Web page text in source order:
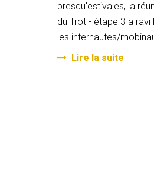
presqu'estivales, la
du Trot - étape 3 a
les internautes/
Lire la suite